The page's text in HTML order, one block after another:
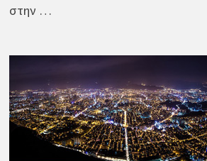
στην …